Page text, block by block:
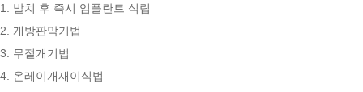
1. 발치 후 즉시 임플란트 식립
2. 개방판막기법
3. 무절개기법
4. 온레이개재이식법